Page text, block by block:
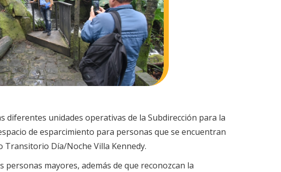
diferentes unidades operativas de la Subdirección para la
de esparcimiento para personas que se encuentran
Transitorio Día/Noche Villa Kennedy.
personas mayores, además de que reconozcan la